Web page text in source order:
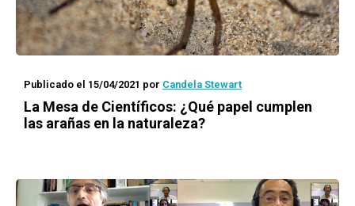
Publicado el 15/04/2021 por Candela Stewart
La Mesa de Científicos: ¿Qué papel cumplen
las arañas en la naturaleza?